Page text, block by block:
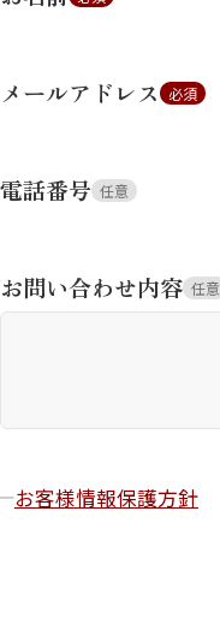
メールアドレス 必須
電話番号 任意
お問い合わせ内容 任意
お客様情報保護方針